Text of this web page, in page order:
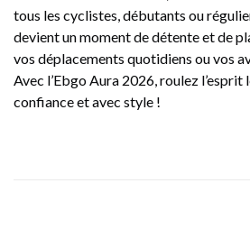
tous les cyclistes, débutants ou
devient un moment de détente et de
vos déplacements quotidiens ou vos
Avec l’Ebgo Aura 2026, roulez l’esprit
confiance et avec style !